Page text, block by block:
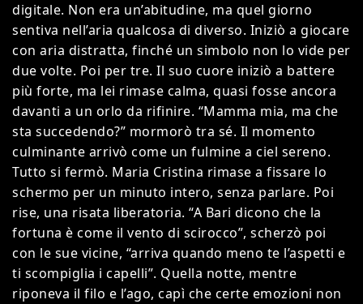
digitale. Non era un’abitudine, ma quel giorno
sentiva nell’aria qualcosa di diverso. Iniziò a giocare
con aria distratta, finché un simbolo non lo vide per
due volte. Poi per tre. Il suo cuore iniziò a battere
più forte, ma lei rimase calma, quasi fosse ancora
davanti a un orlo da rifinire. “Mamma mia, ma che
sta succedendo?” mormorò tra sé. Il momento
culminante arrivò come un fulmine a ciel sereno.
Tutto si fermò. Maria Cristina rimase a fissare lo
schermo per un minuto intero, senza parlare. Poi
rise, una risata liberatoria. “A Bari dicono che la
fortuna è come il vento di scirocco”, scherzò poi
con le sue vicine, “arriva quando meno te l’aspetti e
ti scompiglia i capelli”. Quella notte, mentre
riponeva il filo e l’ago, capì che certe emozioni non